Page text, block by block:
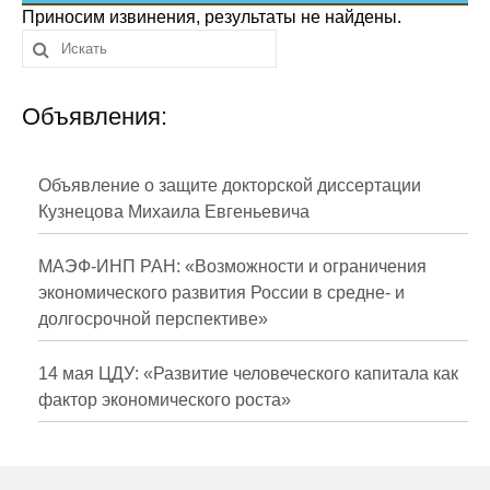
Сотрудники
Отчетность
Противодействие коррупции
Публикации
Научная жизнь
Издания
Проблемы прогнозирования
О журнале
Приносим извинения, результаты не найдены.
Объявления:
Объявление о защите докторской диссертации
Кузнецова Михаила Евгеньевича
МАЭФ-ИНП РАН: «Возможности и ограничения
экономического развития России в средне- и
долгосрочной перспективе»
14 мая ЦДУ: «Развитие человеческого капитала как
фактор экономического роста»